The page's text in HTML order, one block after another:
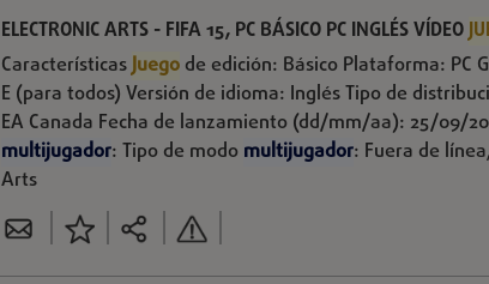
ELECTRONIC ARTS - FIFA 15, PC BÁSICO PC INGLÉS VÍDEO
CaracterísticasJuego de edición: Básico Plataforma: PC
E (para todos) Versión de idioma: Inglés Tipo de
EA Canada Fecha de lanzamiento (dd/mm/aa): 25/09/
multijugador: Tipo de modo multijugador: Fuera de
Arts